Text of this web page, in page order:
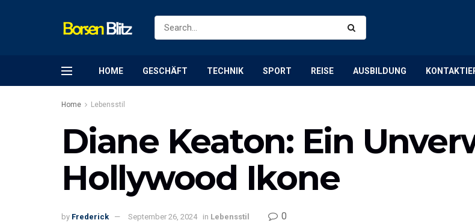
HOME GESCHÄFT TECHNIK SPORT REISE AUSBILDUNG
Home Lebensstil
Diane Keaton: Ein
Hollywood Ikone
by Frederick September 26, 2024 in Lebensstil 0